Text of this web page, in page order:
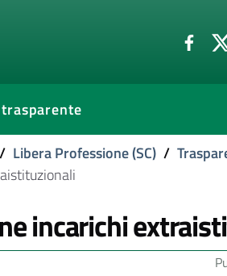
/ Libera Professione (SC) /
incarichi